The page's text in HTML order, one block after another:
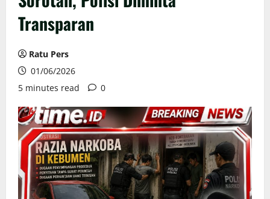
Transparan
Ratu Pers
01/06/2026
5 minutes read
0